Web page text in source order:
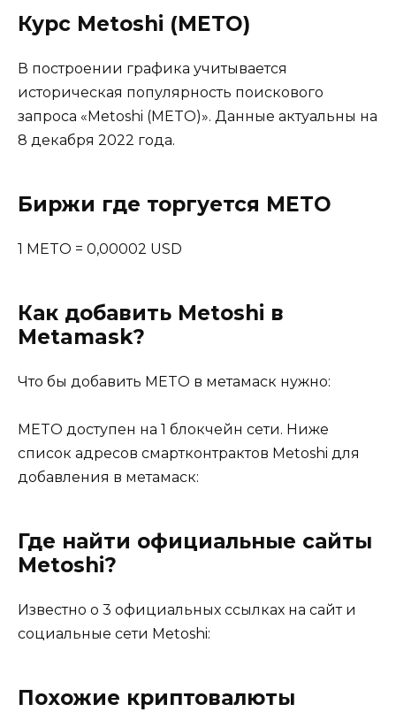
Курс Metoshi (METO)
В построении графика учитывается
историческая популярность поискового
запроса «Metoshi (METO)». Данные актуальны на
8 декабря 2022 года.
Биржи где торгуется METO
1 METO = 0,00002 USD
Как добавить Metoshi в
Metamask?
Что бы добавить METO в метамаск нужно:
METO доступен на 1 блокчейн сети. Ниже
список адресов смартконтрактов Metoshi для
добавления в метамаск:
Где найти официальные сайты
Metoshi?
Известно о 3 официальных ссылках на сайт и
социальные сети Metoshi:
Похожие криптовалюты